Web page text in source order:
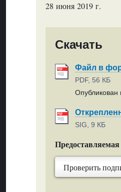
28 июня 2019 г.
Скачать
Файл в
PDF, 56 КБ
Опубликован
SIG, 9 КБ
Проверить